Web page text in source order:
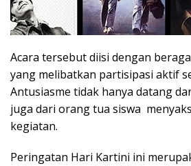
Acara tersebut diisi dengan
yang melibatkan partisipasi aktif
Antusiasme tidak hanya datang
juga dari orang tua siswa
kegiatan.
Peringatan Hari Kartini ini